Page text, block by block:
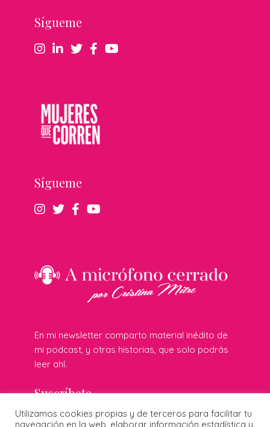
Sígueme
Sígueme
En mi newsletter comparto material inédito de
mi podcast, y otras historias, que solo podrás
leer ahí.
Suscríbete
Utilizamos cookies propias y de terceros para facilitar tu
navegación en la web, elaborar información estadística y